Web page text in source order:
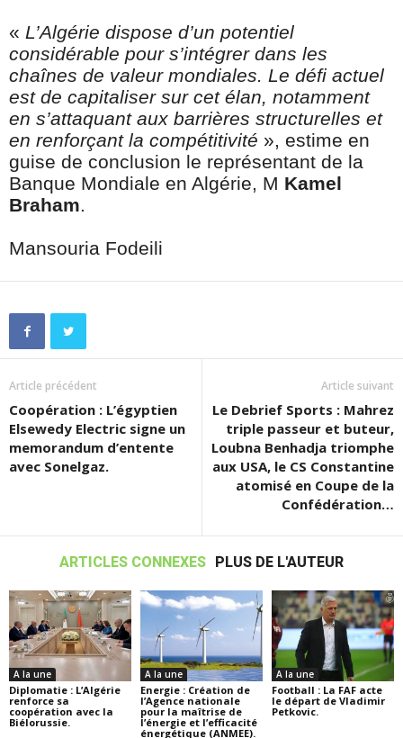
« L’Algérie dispose d’un potentiel
considérable pour s’intégrer dans les
chaînes de valeur mondiales. Le défi actuel
est de capitaliser sur cet élan, notamment
en s’attaquant aux barrières structurelles et
en renforçant la compétitivité », estime en
guise de conclusion le représentant de la
Banque Mondiale en Algérie, M Kamel
Braham.
Mansouria Fodeili
Article précédent
Coopération : L’égyptien
Elsewedy Electric signe un
memorandum d’entente
avec Sonelgaz.
Article suivant
Le Debrief Sports : Mahrez
triple passeur et buteur,
Loubna Benhadja triomphe
aux USA, le CS Constantine
atomisé en Coupe de la
Confédération…
ARTICLES CONNEXES PLUS DE L'AUTEUR
A la une
Diplomatie : L’Algérie
renforce sa
coopération avec la
Biélorussie.
A la une
Energie : Création de
l’Agence nationale
pour la maîtrise de
l’énergie et l’efficacité
énergétique (ANMEE).
A la une
Football : La FAF acte
le départ de Vladimir
Petkovic.